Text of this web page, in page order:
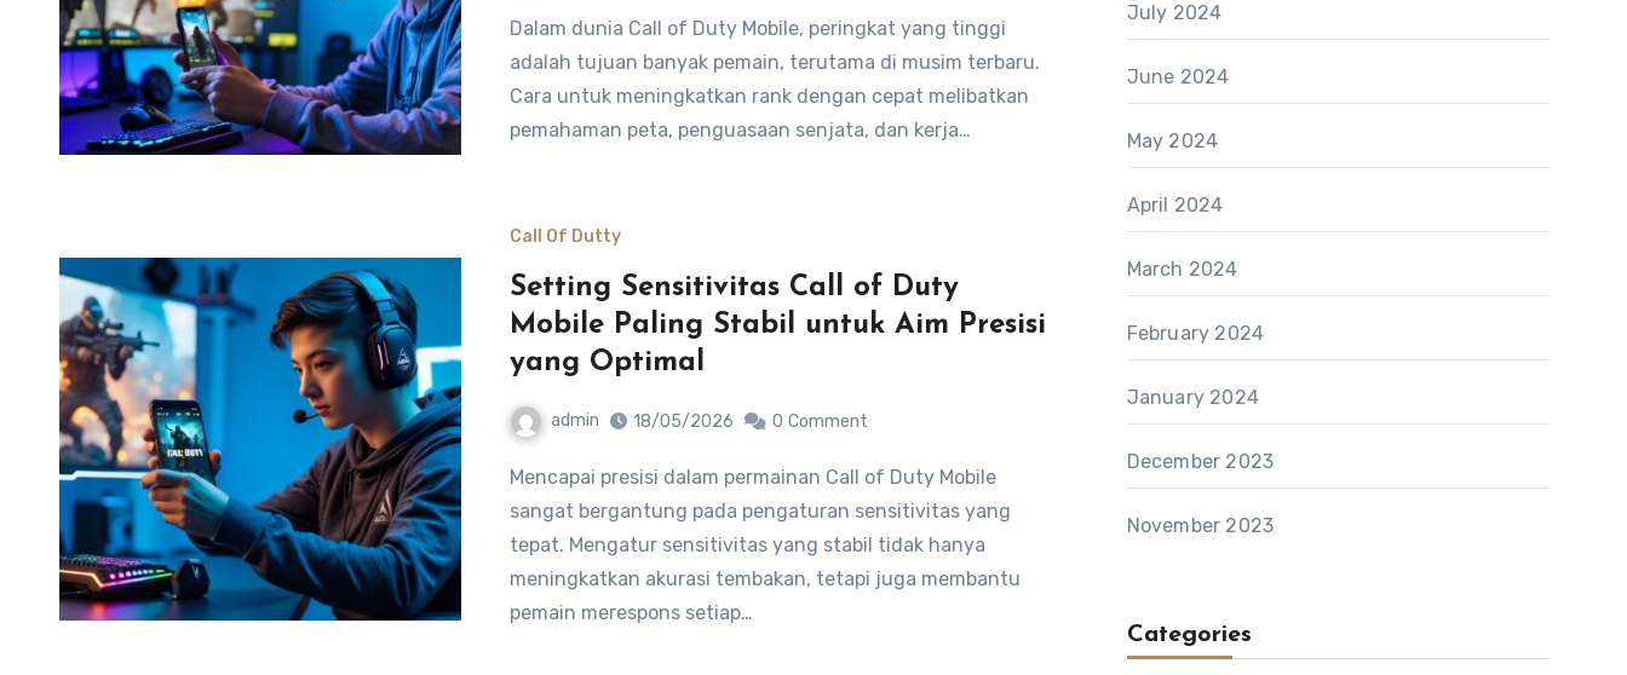
Dalam dunia Call of Duty Mobile, peringkat yang tinggi
adalah tujuan banyak pemain, terutama di musim terbaru.
Cara untuk meningkatkan rank dengan cepat melibatkan
pemahaman peta, penguasaan senjata, dan kerja…
Call Of Dutty
Setting Sensitivitas Call of Duty
Mobile Paling Stabil untuk Aim Presisi
yang Optimal
admin 18/05/2026 0 Comment
Mencapai presisi dalam permainan Call of Duty Mobile
sangat bergantung pada pengaturan sensitivitas yang
tepat. Mengatur sensitivitas yang stabil tidak hanya
meningkatkan akurasi tembakan, tetapi juga membantu
pemain merespons setiap…
July 2024
June 2024
May 2024
April 2024
March 2024
February 2024
January 2024
December 2023
November 2023
Categories